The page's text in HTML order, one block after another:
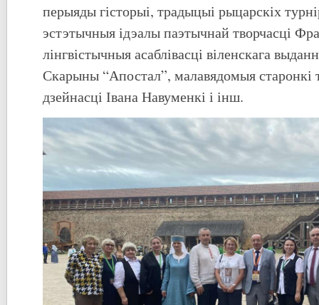
перыяды гісторыі, традыцыі рыцарскіх
эстэтычныя ідэалы паэтычнай творчасці
лінгвістычныя асаблівасці віленскага
Скарыны “Апостал”, малавядомыя старонкі
дзейнасці Івана Навуменкі і інш.